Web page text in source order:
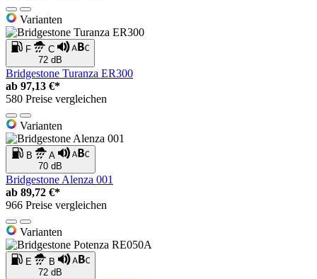
Varianten
F
C
72 dB
Bridgestone Turanza ER300
ab 97,13 €*
580 Preise vergleichen
Varianten
B
A
70 dB
Bridgestone Alenza 001
ab 89,72 €*
966 Preise vergleichen
Varianten
E
B
72 dB